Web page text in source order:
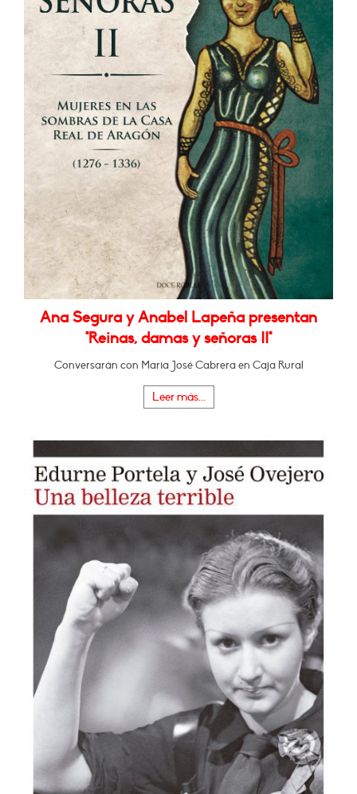
Ana Segura y Anabel Lapeña presentan
"Reinas, damas y señoras II"
Conversarán con Maria José Cabrera en Caja Rural
Leer más...